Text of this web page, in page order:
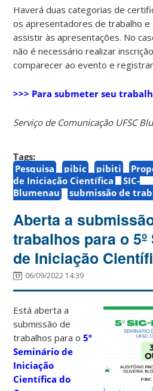
Haverá duas categorias de
os apresentadores de trabalho e
assistir às apresentações. No
não é necessário realizar
comparecer ao evento e
>>> Para submeter seu
Serviço de Comunicação UFSC
Tags:
Pesquisa
pibic pibiti
de Iniciação Científica
SIC-
Blumenau
submissão de
Aberta a
trabalhos para o
de Iniciação
06/09/2022 14:39
Está aberta a
submissão de
trabalhos para o5º
Seminário de
Iniciação
Científica do